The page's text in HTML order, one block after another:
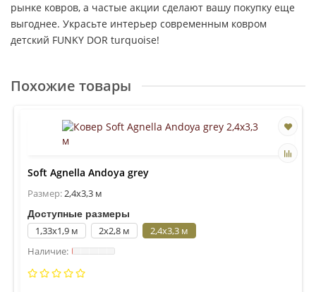
рынке ковров, а частые акции сделают вашу покупку еще
выгоднее. Украсьте интерьер современным ковром
детский FUNKY DOR turquoise!
Похожие товары
Soft Agnella Andoya grey
Размер:2,4x3,3 м
Доступные размеры
1,33x1,9 м 2x2,8 м 2,4x3,3 м